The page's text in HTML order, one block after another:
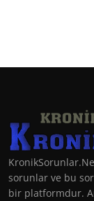
sorunlar ve bu
bir platformdur.